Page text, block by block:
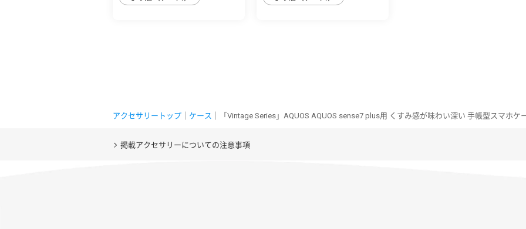
アクセサリートップ ケース ｜「Vintage Series」AQUOS AQUOS sense7 plus用 くすみ感が味わい深い 手帳型スマホケ
掲載アクセサリーについての注意事項